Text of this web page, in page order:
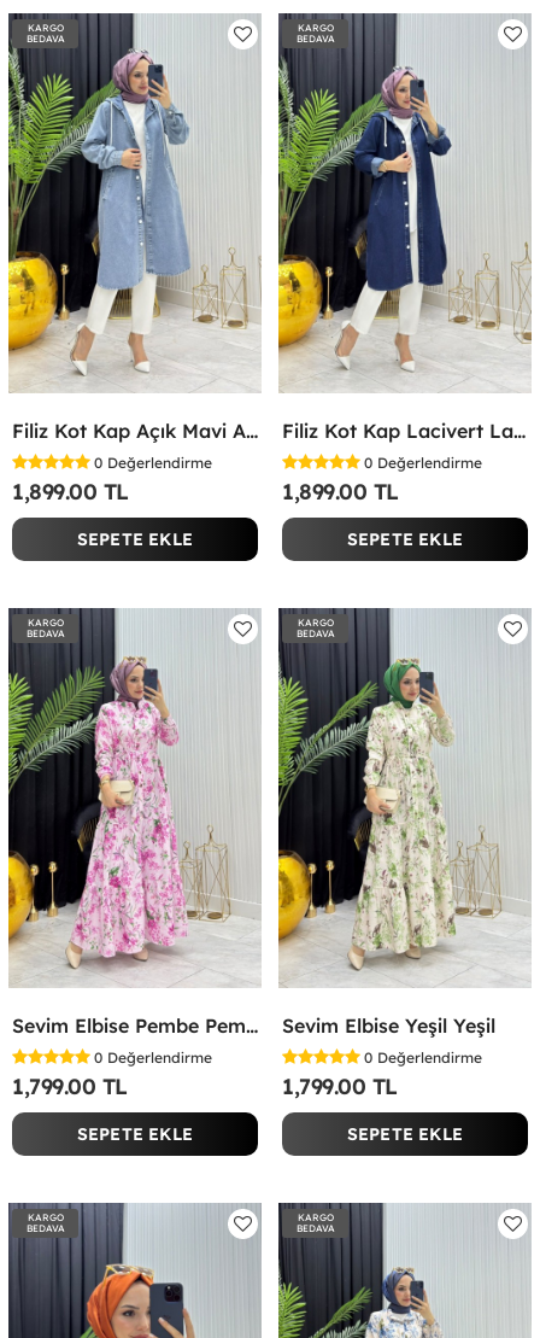
KARGO
BEDAVA
Filiz Kot Kap Açık Mavi Açık Mavi
0 Değerlendirme
1,899.00 TL
SEPETE EKLE
KARGO
BEDAVA
Filiz Kot Kap Lacivert Lacivert
0 Değerlendirme
1,899.00 TL
SEPETE EKLE
KARGO
BEDAVA
Sevim Elbise Pembe Pembe
0 Değerlendirme
1,799.00 TL
SEPETE EKLE
KARGO
BEDAVA
Sevim Elbise Yeşil Yeşil
0 Değerlendirme
1,799.00 TL
SEPETE EKLE
KARGO
BEDAVA
KARGO
BEDAVA